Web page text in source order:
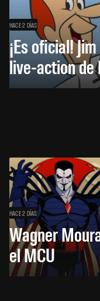
HACE 2 DÍAS
¡Es oficial!
live-action de
HACE 2 DÍAS
Wagner
el MCU